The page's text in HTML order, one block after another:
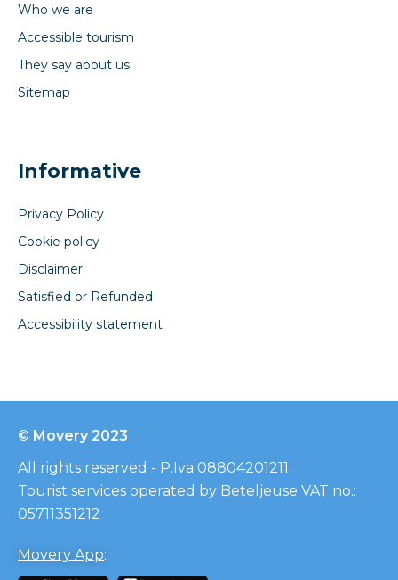
Who we are
Accessible tourism
They say about us
Sitemap
Informative
Privacy Policy
Cookie policy
Disclaimer
Satisfied or Refunded
Accessibility statement
© Movery 2023
All rights reserved - P.Iva 08804201211
Tourist services operated by Beteljeuse VAT no.:
05711351212
Movery App: